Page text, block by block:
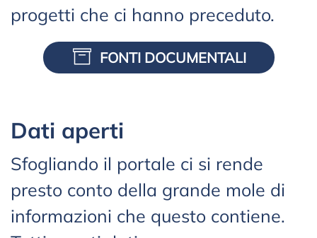
progetti che ci hanno preceduto.
FONTI DOCUMENTALI
Dati aperti
Sfogliando il portale ci si rende
presto conto della grande mole di
informazioni che questo contiene.